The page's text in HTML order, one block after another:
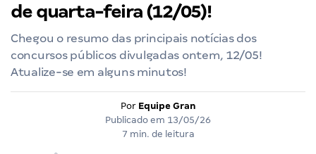
de quarta-feira (12/05)!
Chegou o resumo das principais notícias dos
concursos públicos divulgadas ontem, 12/05!
Atualize-se em alguns minutos!
Por Equipe Gran
Publicado em 13/05/26
7 min. de leitura